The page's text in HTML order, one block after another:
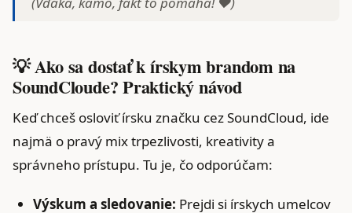
💡 Ako sa dostať k írskym brandom na
SoundCloude? Praktický návod
Keď chceš osloviť írsku značku cez SoundCloud, ide
najmä o pravý mix trpezlivosti, kreativity a
správneho prístupu. Tu je, čo odporúčam:
Výskum a sledovanie: Prejdi si írskych umelcov